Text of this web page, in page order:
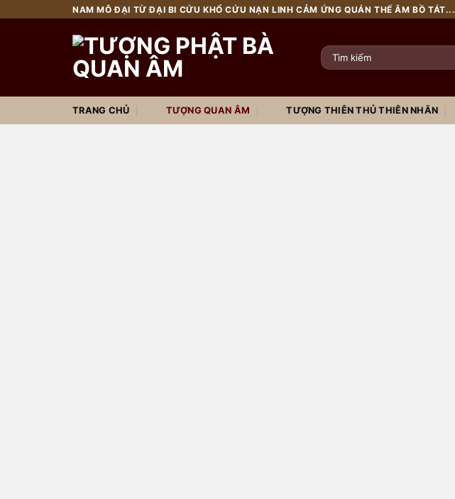
NAM MÔ ĐẠI TỪ ĐẠI BI CỨU KHỔ CỨU NẠN LINH CẢM ỨNG QUÁN THẾ ÂM BỒ TÁT...
Tìm
kiếm:
TRANG CHỦ TƯỢNG QUAN ÂM TƯỢNG THIÊN THỦ THIÊN NHÃN